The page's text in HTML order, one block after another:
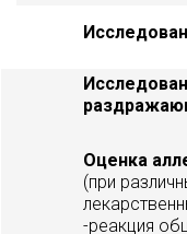
Оценка
(при
-реакция